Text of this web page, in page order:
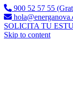
900 52 57 55
SOLICITA TU
Skip to content